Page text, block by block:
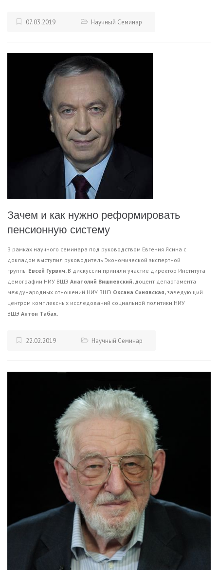
07.03.2019 Научный Семинар
Зачем и как нужно реформировать
пенсионную систему
В рамках научного семинара под руководством Евгения Ясина с
докладом выступил руководитель Экономической экспертной
группы Евсей Гурвич. В дискуссии приняли участие директор Института
демографии НИУ ВШЭ Анатолий Вишневский, доцент департамента
международных отношений НИУ ВШЭ Оксана Синявская, заведующий
центром комплексных исследований социальной политики НИУ
ВШЭ Антон Табах.
22.02.2019 Научный Семинар